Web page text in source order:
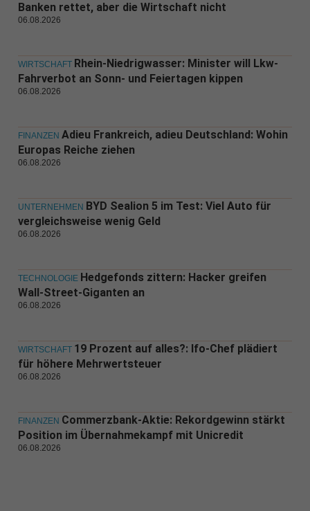
Banken rettet, aber die Wirtschaft nicht
06.08.2026
WIRTSCHAFT Rhein-Niedrigwasser: Minister will Lkw-
Fahrverbot an Sonn- und Feiertagen kippen
06.08.2026
FINANZEN Adieu Frankreich, adieu Deutschland: Wohin
Europas Reiche ziehen
06.08.2026
UNTERNEHMEN BYD Sealion 5 im Test: Viel Auto für
vergleichsweise wenig Geld
06.08.2026
TECHNOLOGIE Hedgefonds zittern: Hacker greifen
Wall-Street-Giganten an
06.08.2026
WIRTSCHAFT 19 Prozent auf alles?: Ifo-Chef plädiert
für höhere Mehrwertsteuer
06.08.2026
FINANZEN Commerzbank-Aktie: Rekordgewinn stärkt
Position im Übernahmekampf mit Unicredit
06.08.2026